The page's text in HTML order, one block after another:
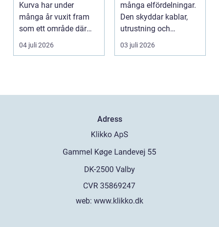
Kurva har under
många år vuxit fram
som ett område där
mat, bio, shopping och
a...
04 juli 2026
många elfördelningar.
Den skyddar kablar,
utrustning och
människor mot
överlast...
03 juli 2026
Adress
web: www.klikko.dk